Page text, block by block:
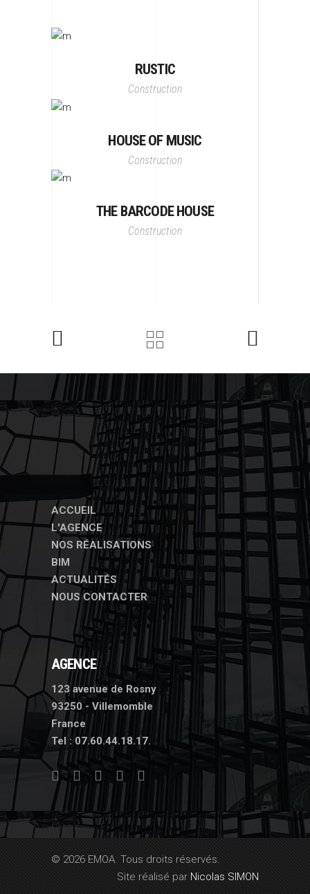
RUSTIC
Construction
HOUSE OF MUSIC
Construction
THE BARCODE HOUSE
Construction
ACCUEIL
L'AGENCE
NOS RÉALISATIONS
BIM
ACTUALITÉS
NOUS CONTACTER
AGENCE
123 avenue de Rosny
93250 - Villemomble
France
Tel :07.60.44.18.17.
© 2026 EMOA. Tous droits réservés.
Site réalisé par Nicolas SIMON